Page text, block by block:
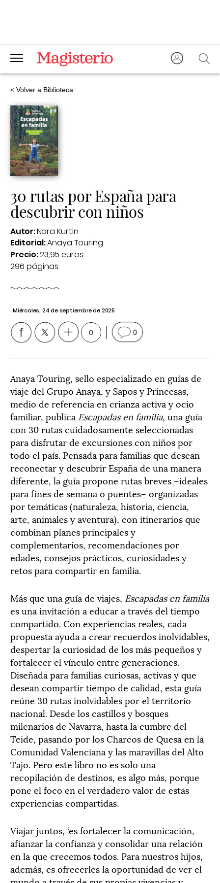
< Volver a Biblioteca
30 rutas por España para
descubrir con niños
Autor:Nora Kurtin
Editorial:Anaya Touring
Precio:23,95 euros
296 páginas
Miércoles, 24 de septiembre de 2025
0 0
Anaya Touring, sello especializado en guías de
viaje del Grupo Anaya, y Sapos y Princesas,
medio de referencia en crianza activa y ocio
familiar, publica Escapadas en familia, una guía
con 30 rutas cuidadosamente seleccionadas
para disfrutar de excursiones con niños por
todo el país. Pensada para familias que desean
reconectar y descubrir España de una manera
diferente, la guía propone rutas breves –ideales
para fines de semana o puentes– organizadas
por temáticas (naturaleza, historia, ciencia,
arte, animales y aventura), con itinerarios que
combinan planes principales y
complementarios, recomendaciones por
edades, consejos prácticos, curiosidades y
retos para compartir en familia.
Más que una guía de viajes, Escapadas en familia
es una invitación a educar a través del tiempo
compartido. Con experiencias reales, cada
propuesta ayuda a crear recuerdos inolvidables,
despertar la curiosidad de los más pequeños y
fortalecer el vínculo entre generaciones.
Diseñada para familias curiosas, activas y que
desean compartir tiempo de calidad, esta guía
reúne 30 rutas inolvidables por el territorio
nacional. Desde los castillos y bosques
milenarios de Navarra, hasta la cumbre del
Teide, pasando por los Charcos de Quesa en la
Comunidad Valenciana y las maravillas del Alto
Tajo. Pero este libro no es solo una
recopilación de destinos, es algo más, porque
pone el foco en el verdadero valor de estas
experiencias compartidas.
Viajar juntos, ‘es fortalecer la comunicación,
afianzar la confianza y consolidar una relación
en la que crecemos todos. Para nuestros hijos,
además, es ofrecerles la oportunidad de ver el